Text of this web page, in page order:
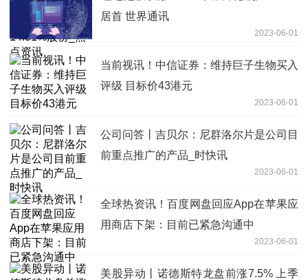
居首 世界通讯
2023-06-01
当前视讯！中信证券：维持巨子生物买入
评级 目标价43港元
2023-06-01
公司问答丨吉贝尔：尼群洛尔片是公司目
前重点推广的产品_时快讯
2023-06-01
全球热资讯！百度网盘回应App在苹果应
用商店下架：目前已紧急沟通中
2023-06-01
美股异动丨诺德斯特龙盘前涨7.5% 上季